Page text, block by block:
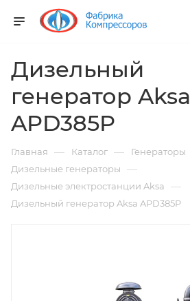
Дизельный
генератор Aksa
APD385P
Главная — Каталог — Генераторы
Дизельные генераторы —
Дизельные электростанции Aksa —
Дизельный генератор Aksa APD385P